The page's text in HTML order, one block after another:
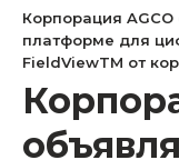
Корпорация
платформе для
FieldViewTM от